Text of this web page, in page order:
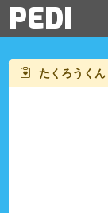
PEDI
たくろうくん